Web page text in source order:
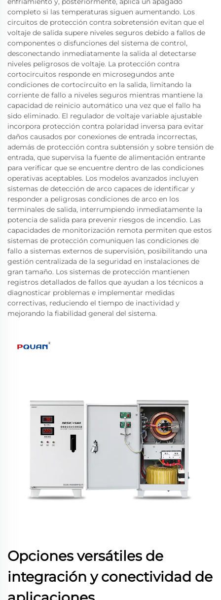
completo si las temperaturas siguen aumentando. Los
circuitos de protección contra sobretensión evitan que el
voltaje de salida supere niveles seguros debido a fallos de
componentes o disfunciones del sistema de control,
desconectando inmediatamente la salida al detectarse
niveles peligrosos de voltaje. La protección contra
cortocircuitos responde en microsegundos ante
condiciones de cortocircuito en la salida, limitando la
corriente de fallo a niveles seguros mientras mantiene la
capacidad de reinicio automático una vez que el fallo ha
sido eliminado. El regulador de voltaje variable ajustable
incorpora protección contra polaridad inversa para evitar
daños causados por conexiones de entrada incorrectas,
además de protección contra subtensión y sobre tensión de
entrada, que supervisa la fuente de alimentación entrante
para verificar que se encuentre dentro de las condiciones
operativas aceptables. Los modelos avanzados incluyen
sistemas de detección de arco capaces de identificar y
responder a peligrosas condiciones de arco en los
terminales de salida, interrumpiendo inmediatamente la
potencia de salida para prevenir riesgos de incendio. Las
capacidades de monitorización remota permiten que estos
sistemas de protección comuniquen las condiciones de
fallo a sistemas externos de supervisión, posibilitando una
gestión centralizada de la seguridad en instalaciones de
gran tamaño. Los sistemas de protección mantienen
registros detallados de fallos que ayudan a los técnicos a
diagnosticar problemas e implementar medidas
correctivas, reduciendo el tiempo de inactividad y
mejorando la fiabilidad general del sistema.
Opciones versátiles de
integración y conectividad de